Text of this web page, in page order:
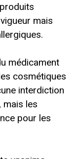
mais
médicament
cosmétiques
interdiction
mais les
pour les